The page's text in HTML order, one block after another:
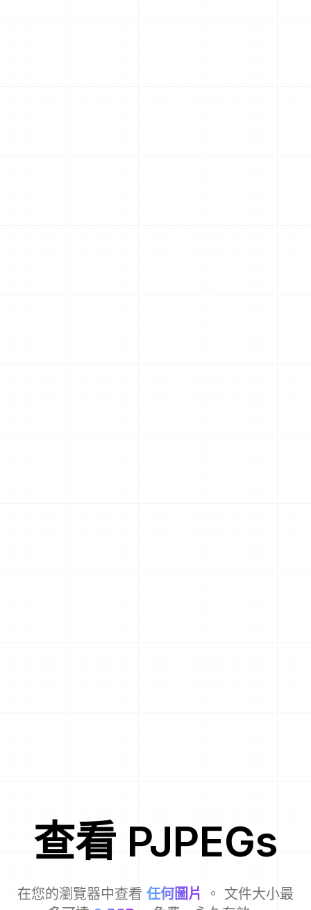
查看 PJPEGs
在您的瀏覽器中查看 任何圖片
。 文件大小最